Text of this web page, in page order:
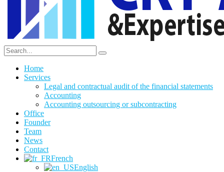
Home
Services
Legal and contractual audit of the financial statements
Accounting
Accounting outsourcing or subcontracting
Office
Founder
Team
News
Contact
French
English